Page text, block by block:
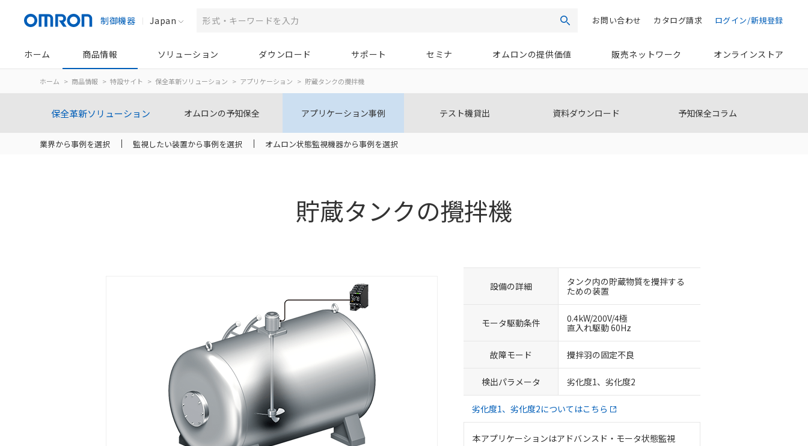
制御機器 Japan 検索 ログイン/新規登録
カタログ請求
お問い合わせ
ホーム 商品情報 ソリューション ダウンロード サポート セミナ オムロンの提供価値 販売ネットワーク オンラインストア
ホーム 商品情報 特設サイト 保全革新ソリューション アプリケーション 貯蔵タンクの攪拌機
保全革新ソリューション オムロンの予知保全 アプリケーション事例 テスト機貸出 資料ダウンロード 予知保全コラム
業界から事例を選択 監視したい装置から事例を選択 オムロン状態監視機器から事例を選択
貯蔵タンクの攪拌機
設備の詳細
タンク内の貯蔵物質を攪拌する
ための装置
モータ駆動条件
0.4kW/200V/4極
直入れ駆動 60Hz
故障モード 攪拌羽の固定不良
検出パラメータ 劣化度1、劣化度2
劣化度1、劣化度2についてはこちら
本アプリケーションはアドバンスド・モータ状態監視